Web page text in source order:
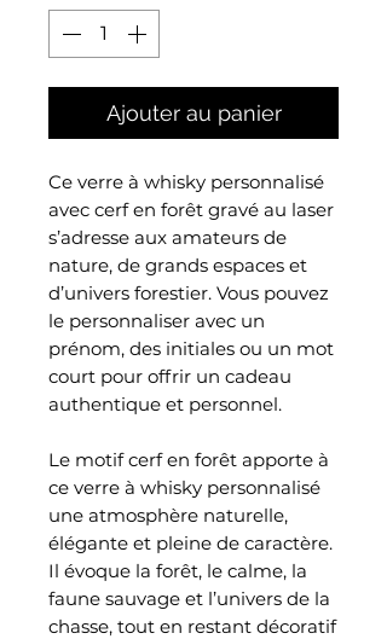
Ajouter au panier
Ce verre à whisky personnalisé
avec cerf en forêt gravé au laser
s’adresse aux amateurs de
nature, de grands espaces et
d’univers forestier. Vous pouvez
le personnaliser avec un
prénom, des initiales ou un mot
court pour offrir un cadeau
authentique et personnel.
Le motif cerf en forêt apporte à
ce verre à whisky personnalisé
une atmosphère naturelle,
élégante et pleine de caractère.
Il évoque la forêt, le calme, la
faune sauvage et l’univers de la
chasse, tout en restant décoratif